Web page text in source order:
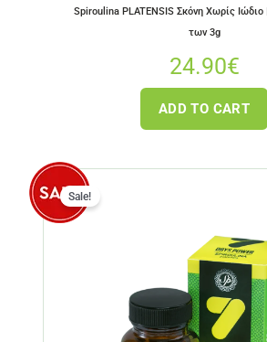
Spiroulina PLATENSIS Σκόνη Χωρίς
των 3g
24.90€
ADD TO CART
Sale!